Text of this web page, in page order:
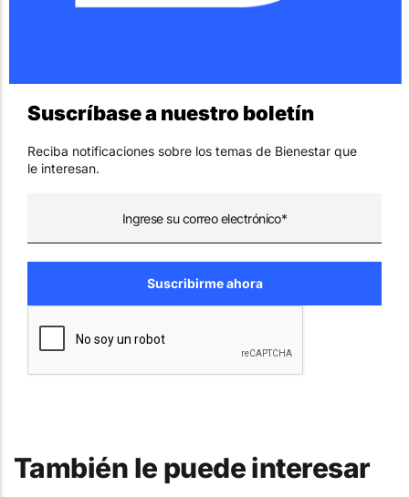
Suscríbase a nuestro boletín
Reciba notificaciones sobre los temas de Bienestar que
le interesan.
También le puede interesar